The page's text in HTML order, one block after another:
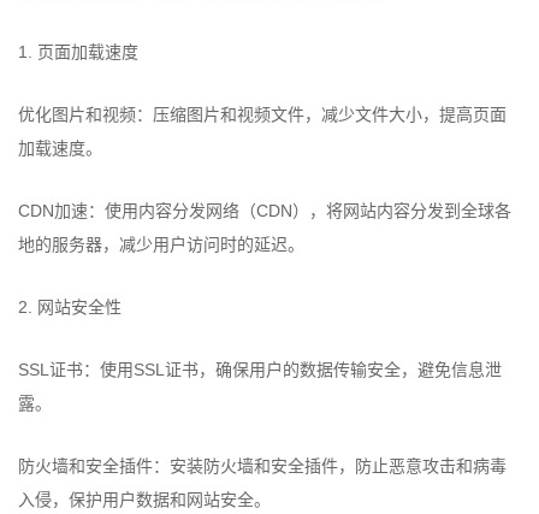
1. 页面加载速度
优化图片和视频：压缩图片和视频文件，减少文件大小，提高页面
加载速度。
CDN加速：使用内容分发网络（CDN），将网站内容分发到全球各
地的服务器，减少用户访问时的延迟。
2. 网站安全性
SSL证书：使用SSL证书，确保用户的数据传输安全，避免信息泄
露。
防火墙和安全插件：安装防火墙和安全插件，防止恶意攻击和病毒
入侵，保护用户数据和网站安全。